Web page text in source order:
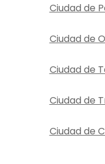
Ciudad de
Ciudad de
Ciudad de
Ciudad de
Ciudad de